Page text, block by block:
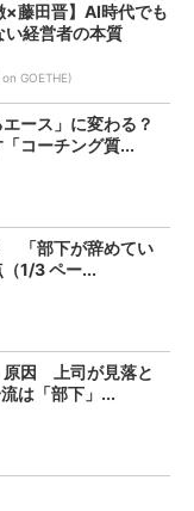
×藤田晋】AI時代でも
い経営者の本質
GOETHE)
ース」に変わる？
コーチング質...
「部下が辞めてい
1/3 ペー...
原因 上司が見落と
は「部下」...